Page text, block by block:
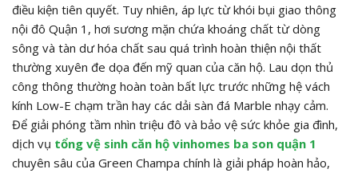
điều kiện tiên quyết. Tuy nhiên, áp lực từ khói bụi giao thông
nội đô Quận 1, hơi sương mặn chứa khoáng chất từ dòng
sông và tàn dư hóa chất sau quá trình hoàn thiện nội thất
thường xuyên đe dọa đến mỹ quan của căn hộ. Lau dọn thủ
công thông thường hoàn toàn bất lực trước những hệ vách
kính Low-E chạm trần hay các dải sàn đá Marble nhạy cảm.
Để giải phóng tầm nhìn triệu đô và bảo vệ sức khỏe gia đình,
dịch vụ tổng vệ sinh căn hộ vinhomes ba son quận 1
chuyên sâu của Green Champa chính là giải pháp hoàn hảo,